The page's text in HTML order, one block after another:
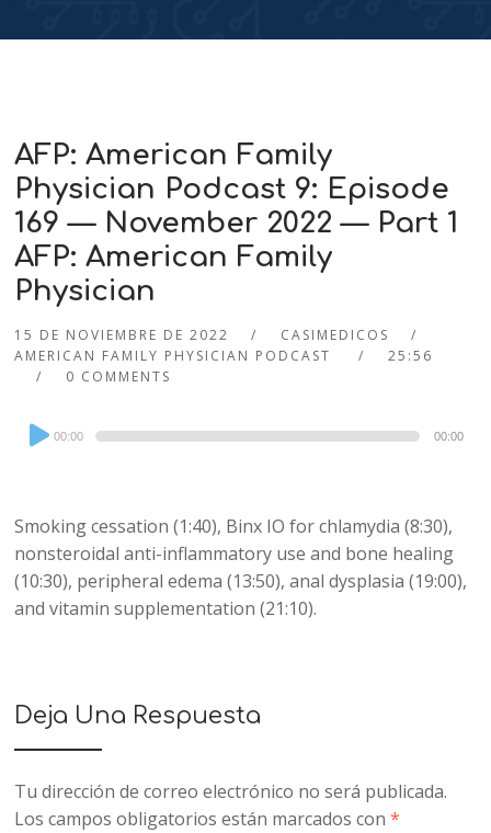
AFP: American Family
Physician Podcast 9: Episode
169 — November 2022 — Part 1
AFP: American Family
Physician
15 DE NOVIEMBRE DE 2022
CASIMEDICOS
AMERICAN FAMILY PHYSICIAN PODCAST
25:56
0 COMMENTS
Audio
Player
00:00 00:00
Smoking cessation (1:40), Binx IO for chlamydia (8:30),
nonsteroidal anti-inflammatory use and bone healing
(10:30), peripheral edema (13:50), anal dysplasia (19:00),
and vitamin supplementation (21:10).
Deja Una Respuesta
Tu dirección de correo electrónico no será publicada.
Los campos obligatorios están marcados con*